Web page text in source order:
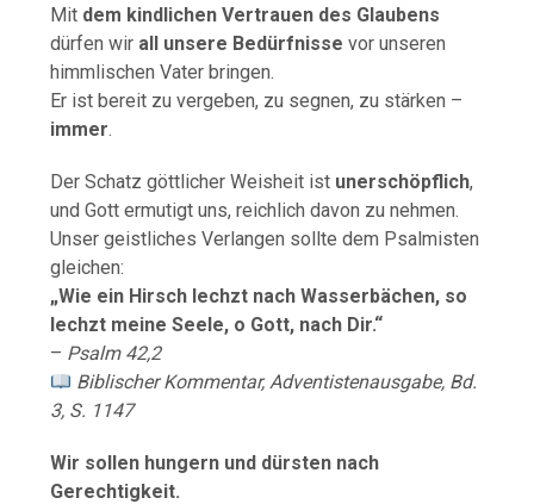
Mit dem kindlichen Vertrauen des Glaubens
dürfen wir all unsere Bedürfnisse vor unseren
himmlischen Vater bringen.
Er ist bereit zu vergeben, zu segnen, zu stärken –
immer.
Der Schatz göttlicher Weisheit ist unerschöpflich,
und Gott ermutigt uns, reichlich davon zu nehmen.
Unser geistliches Verlangen sollte dem Psalmisten
gleichen:
„Wie ein Hirsch lechzt nach Wasserbächen, so
lechzt meine Seele, o Gott, nach Dir.“
– Psalm 42,2
Biblischer Kommentar, Adventistenausgabe, Bd.
3, S. 1147
Wir sollen hungern und dürsten nach
Gerechtigkeit.